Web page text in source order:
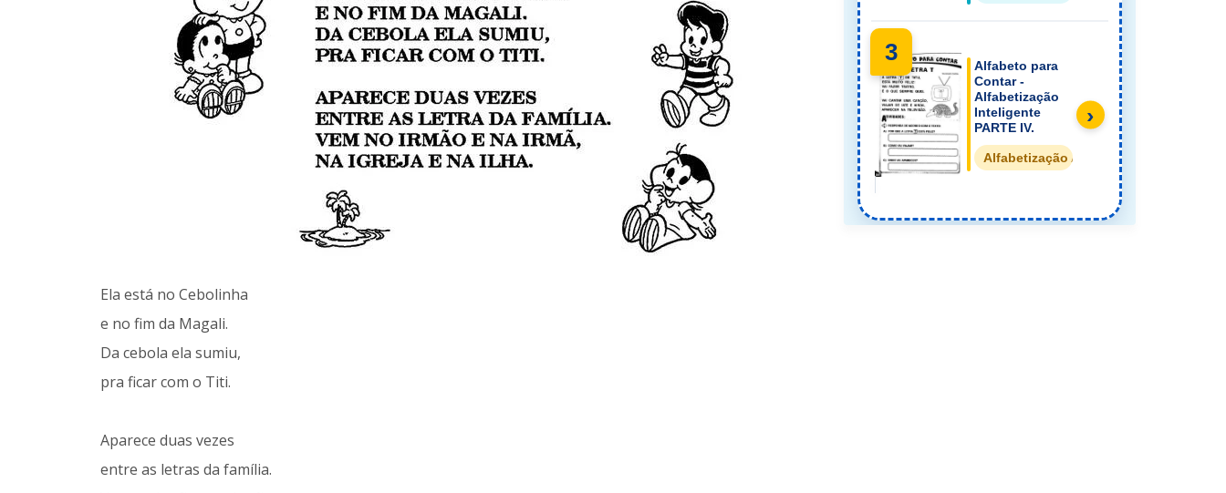
Ela está no Cebolinha
e no fim da Magali.
Da cebola ela sumiu,
pra ficar com o Titi.
Aparece duas vezes
entre as letras da família.
3
Alfabeto para
Contar -
Alfabetização
Inteligente
PARTE IV.
Alfabetização Alfabeto em Textos
›